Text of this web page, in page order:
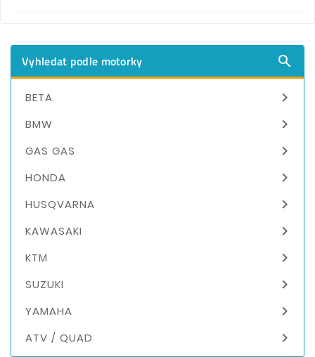
Vyhledat podle motorky 
BETA 
BMW 
GAS GAS 
HONDA 
HUSQVARNA 
KAWASAKI 
KTM 
SUZUKI 
YAMAHA 
ATV / QUAD 